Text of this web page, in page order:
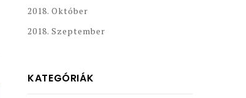
2018. Október
2018. Szeptember
KATEGÓRIÁK